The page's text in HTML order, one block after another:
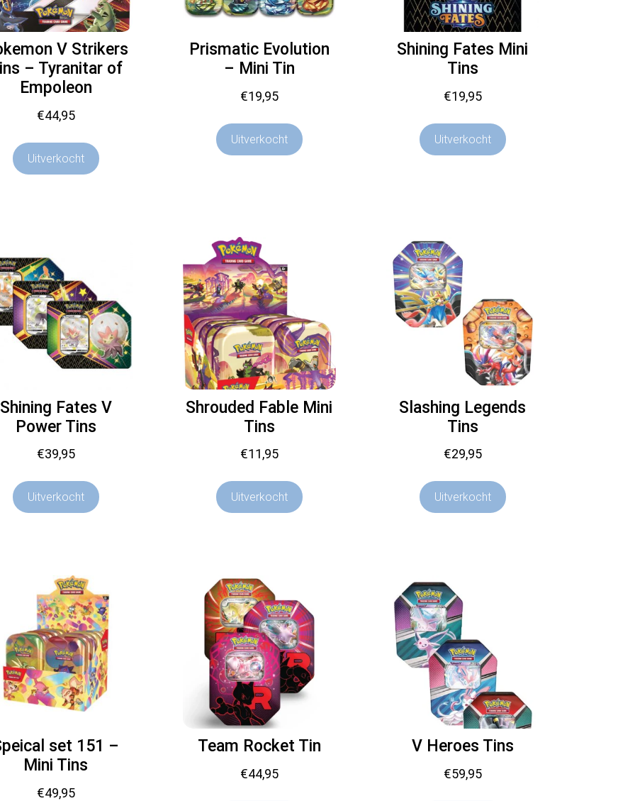
V Strikers
– Tyranitar of
Empoleon
€44,95
Uitverkocht
Prismatic Evolution
– Mini Tin
€19,95
Uitverkocht
Shining Fates Mini
Tins
€19,95
Uitverkocht
Shining Fates V
Power Tins
€39,95
Uitverkocht
Shrouded Fable Mini
Tins
€11,95
Uitverkocht
Slashing Legends
Tins
€29,95
Uitverkocht
set 151 –
Mini Tins
€49,95
Team Rocket Tin
€44,95
V Heroes Tins
€59,95